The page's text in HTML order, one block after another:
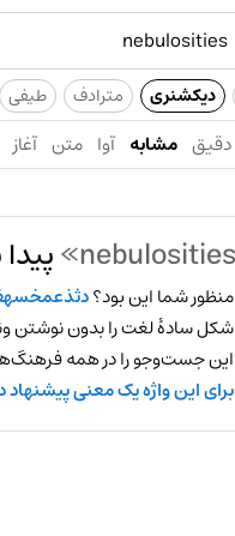
دیکشنری مترادف طیفی
دقیق مشابه آوا متن آغاز
منظور شما این بود؟
شکل سادهٔ لغت را بدون نوشتن
این جست‌وجو را در همه
برای این واژه یک معنی